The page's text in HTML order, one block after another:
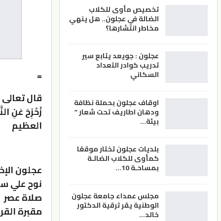
=
قال
زُحْزِحَ عَنِ
العظيم
عجلون
نوح علي
صلاة عصر
مقبرة
تخصيص مأوى للكلاب
الضالة في عجلون.. هل ينهي
مخاطر انتشارها؟
عجلون : جويعد يتابع سير
تدريب كوادر التعداد
السكاني
اوقاف عجلون بحملة نظافة
ودهان اطاريف تحت شعار ”
بيئة…
بلديات عجلون تختار موقعًا
كمأوى للكلاب الضالـة
بمساحـة 10…
مجلس عمداء جامعة عجلون
الوطنية يقر ترقية الدكتور
خالد…